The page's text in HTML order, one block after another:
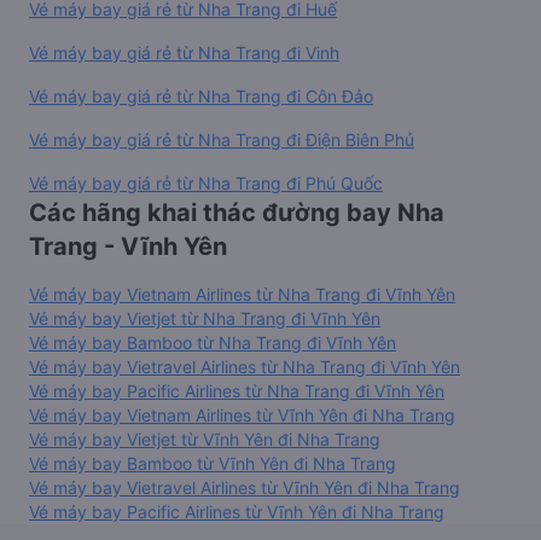
Vé máy bay giá rẻ từ Nha Trang đi Huế
Vé máy bay giá rẻ từ Nha Trang đi Vinh
Vé máy bay giá rẻ từ Nha Trang đi Côn Đảo
Vé máy bay giá rẻ từ Nha Trang đi Điện Biên Phủ
Vé máy bay giá rẻ từ Nha Trang đi Phú Quốc
Các hãng khai thác đường bay Nha
Trang - Vĩnh Yên
Vé máy bay Vietnam Airlines từ Nha Trang đi Vĩnh Yên
Vé máy bay Vietjet từ Nha Trang đi Vĩnh Yên
Vé máy bay Bamboo từ Nha Trang đi Vĩnh Yên
Vé máy bay Vietravel Airlines từ Nha Trang đi Vĩnh Yên
Vé máy bay Pacific Airlines từ Nha Trang đi Vĩnh Yên
Vé máy bay Vietnam Airlines từ Vĩnh Yên đi Nha Trang
Vé máy bay Vietjet từ Vĩnh Yên đi Nha Trang
Vé máy bay Bamboo từ Vĩnh Yên đi Nha Trang
Vé máy bay Vietravel Airlines từ Vĩnh Yên đi Nha Trang
Vé máy bay Pacific Airlines từ Vĩnh Yên đi Nha Trang